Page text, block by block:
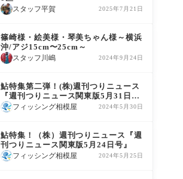
スタッフ平賀 2025年7月21日
篠崎様・絵美様・琴美ちゃん様～横浜
沖/アジ15cm〜25cm～
スタッフ川嶋 2024年9月24日
鮎特集第二弾！(株)週刊つりニュース
『週刊つりニュース関東版5月31日
号』フィッシング相模屋 2024年5月30日
鮎特集！（株）週刊つりニュース『週
刊つりニュース関東版5月24日号』
フィッシング相模屋 2024年5月25日